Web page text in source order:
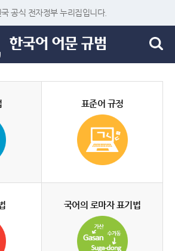
공식 전자정부 누리집입니다.
표준어 규정
국어의 로마자 표기법